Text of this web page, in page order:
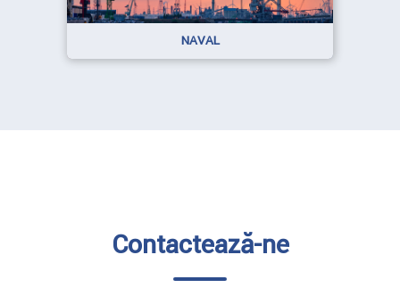
NAVAL
Contactează-ne